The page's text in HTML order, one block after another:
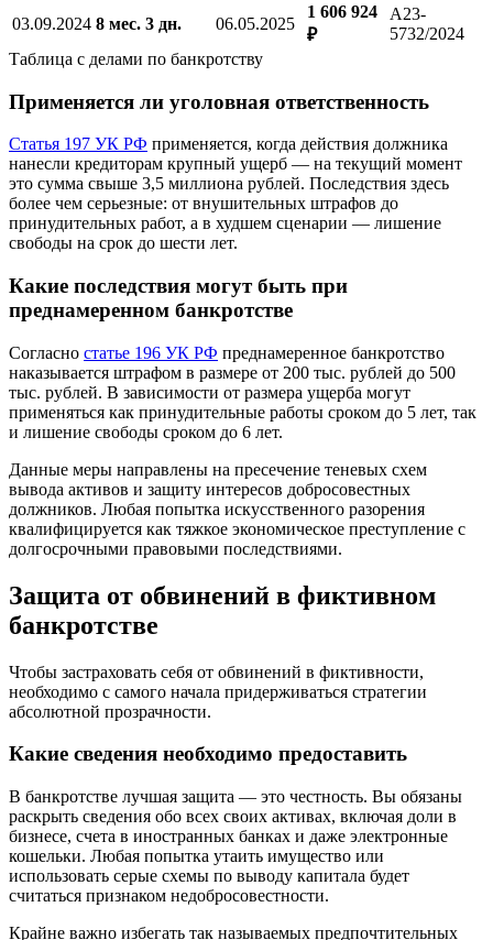
03.09.2024 8 мес. 3 дн. 06.05.2025
1 606 924
₽
А23-
5732/2024
Таблица с делами по банкротству
Применяется ли уголовная ответственность
Статья 197 УК РФ применяется, когда действия должника
нанесли кредиторам крупный ущерб — на текущий момент
это сумма свыше 3,5 миллиона рублей. Последствия здесь
более чем серьезные: от внушительных штрафов до
принудительных работ, а в худшем сценарии — лишение
свободы на срок до шести лет.
Какие последствия могут быть при
преднамеренном банкротстве
Согласно статье 196 УК РФ преднамеренное банкротство
наказывается штрафом в размере от 200 тыс. рублей до 500
тыс. рублей. В зависимости от размера ущерба могут
применяться как принудительные работы сроком до 5 лет, так
и лишение свободы сроком до 6 лет.
Данные меры направлены на пресечение теневых схем
вывода активов и защиту интересов добросовестных
должников. Любая попытка искусственного разорения
квалифицируется как тяжкое экономическое преступление с
долгосрочными правовыми последствиями.
Защита от обвинений в фиктивном
банкротстве
Чтобы застраховать себя от обвинений в фиктивности,
необходимо с самого начала придерживаться стратегии
абсолютной прозрачности.
Какие сведения необходимо предоставить
В банкротстве лучшая защита — это честность. Вы обязаны
раскрыть сведения обо всех своих активах, включая доли в
бизнесе, счета в иностранных банках и даже электронные
кошельки. Любая попытка утаить имущество или
использовать серые схемы по выводу капитала будет
считаться признаком недобросовестности.
Крайне важно избегать так называемых предпочтительных